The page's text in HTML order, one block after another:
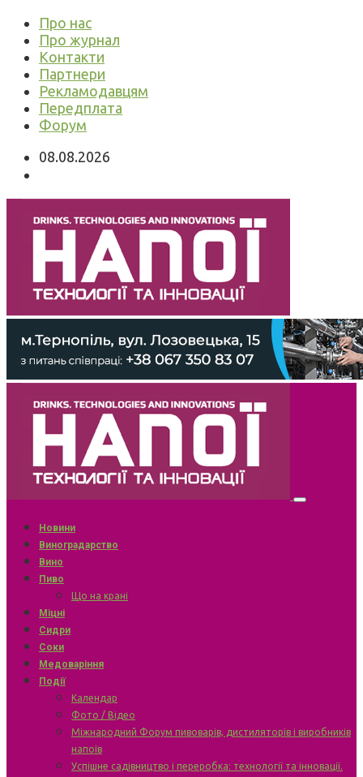
Про нас
Про журнал
Контакти
Партнери
Рекламодавцям
Передплата
Форум
08.08.2026
Новини
Виноградарство
Вино
Пиво
Що на крані
Міцні
Сидри
Соки
Медоваріння
Події
Календар
Фото / Відео
Міжнародний Форум пивоварів, дистиляторів і виробників
напоїв
Успішне садівництво і переробка: технології та інновації.